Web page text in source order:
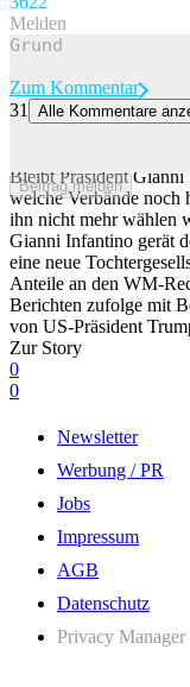
Melden
Beitrag melden
Zum Kommentar
31
Alle Kommentare
Bleibt Präsident
welche Verbände
ihn nicht mehr wählen
Gianni Infantino gerät
eine neue
Anteile an den WM-
Berichten zufolge mit
von US-Präsident
Zur Story
0
0
Newsletter
Werbung / PR
Jobs
Impressum
AGB
Datenschutz
Privacy Manager